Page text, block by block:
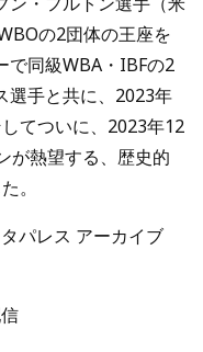
の2団体の王座を
で同級WBA・IBFの2
選手と共に、2023年
てついに、2023年12
が熱望する、歴史的
。
パレス アーカイブ